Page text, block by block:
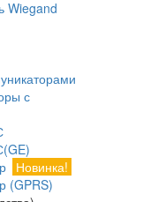
Wiegand
с
Новинка!
(GPRS)